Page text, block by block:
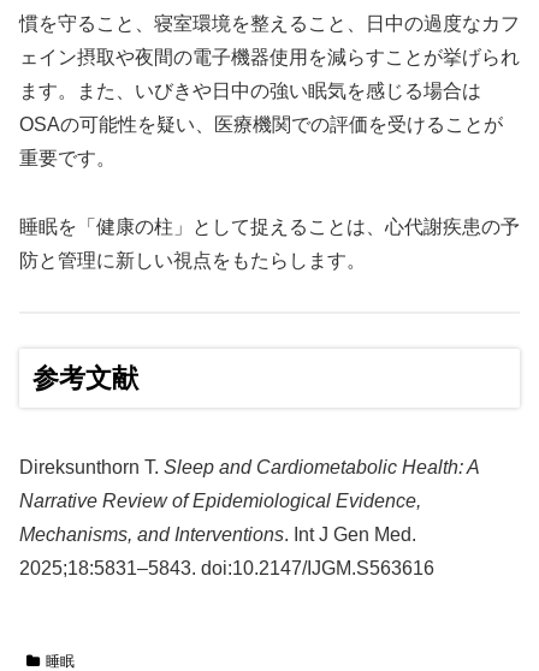
慣を守ること、寝室環境を整えること、日中の過度なカフ
ェイン摂取や夜間の電子機器使用を減らすことが挙げられ
ます。また、いびきや日中の強い眠気を感じる場合は
OSAの可能性を疑い、医療機関での評価を受けることが
重要です。
睡眠を「健康の柱」として捉えることは、心代謝疾患の予
防と管理に新しい視点をもたらします。
参考文献
Direksunthorn T. Sleep and Cardiometabolic Health: A
Narrative Review of Epidemiological Evidence,
Mechanisms, and Interventions. Int J Gen Med.
2025;18:5831–5843. doi:10.2147/IJGM.S563616
睡眠